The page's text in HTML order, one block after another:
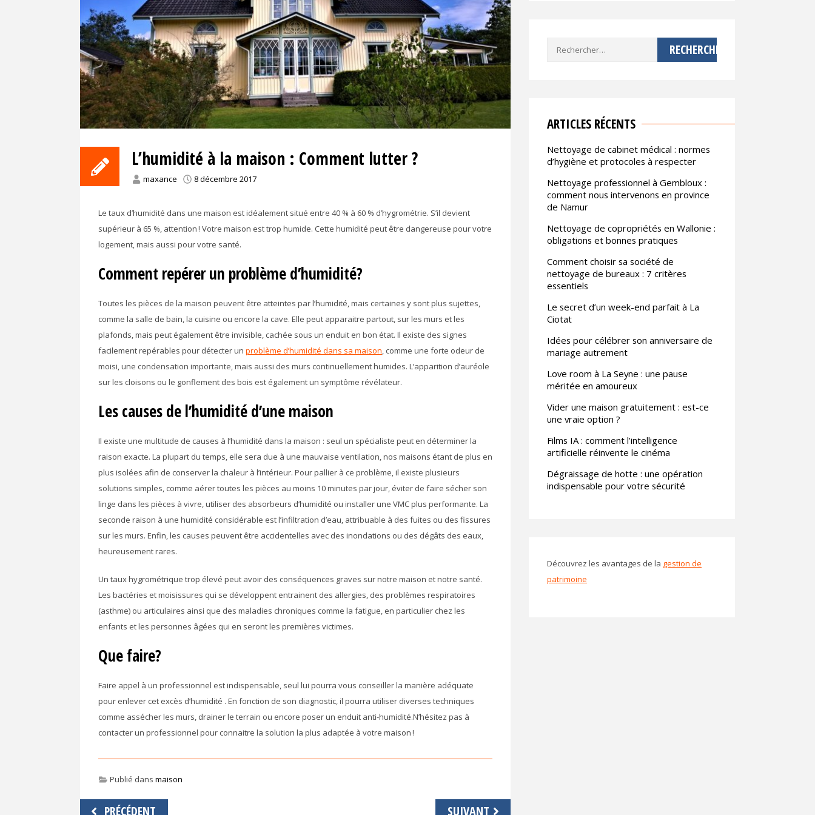
L’humidité à la maison : Comment lutter ?
maxance 8 décembre 2017
Le taux d’humidité dans une maison est idéalement situé entre 40 % à 60 % d’hygrométrie. S’il devient
supérieur à 65 %, attention ! Votre maison est trop humide. Cette humidité peut être dangereuse pour votre
logement, mais aussi pour votre santé.
Comment repérer un problème d’humidité?
Toutes les pièces de la maison peuvent être atteintes par l’humidité, mais certaines y sont plus sujettes,
comme la salle de bain, la cuisine ou encore la cave. Elle peut apparaitre partout, sur les murs et les
plafonds, mais peut également être invisible, cachée sous un enduit en bon état. Il existe des signes
facilement repérables pour détecter un problème d’humidité dans sa maison, comme une forte odeur de
moisi, une condensation importante, mais aussi des murs continuellement humides. L’apparition d’auréole
sur les cloisons ou le gonflement des bois est également un symptôme révélateur.
Les causes de l’humidité d’une maison
Il existe une multitude de causes à l’humidité dans la maison : seul un spécialiste peut en déterminer la
raison exacte. La plupart du temps, elle sera due à une mauvaise ventilation, nos maisons étant de plus en
plus isolées afin de conserver la chaleur à l’intérieur. Pour pallier à ce problème, il existe plusieurs
solutions simples, comme aérer toutes les pièces au moins 10 minutes par jour, éviter de faire sécher son
linge dans les pièces à vivre, utiliser des absorbeurs d’humidité ou installer une VMC plus performante. La
seconde raison à une humidité considérable est l’infiltration d’eau, attribuable à des fuites ou des fissures
sur les murs. Enfin, les causes peuvent être accidentelles avec des inondations ou des dégâts des eaux,
heureusement rares.
Un taux hygrométrique trop élevé peut avoir des conséquences graves sur notre maison et notre santé.
Les bactéries et moisissures qui se développent entrainent des allergies, des problèmes respiratoires
(asthme) ou articulaires ainsi que des maladies chroniques comme la fatigue, en particulier chez les
enfants et les personnes âgées qui en seront les premières victimes.
Que faire?
Faire appel à un professionnel est indispensable, seul lui pourra vous conseiller la manière adéquate
pour enlever cet excès d’humidité . En fonction de son diagnostic, il pourra utiliser diverses techniques
comme assécher les murs, drainer le terrain ou encore poser un enduit anti-humidité.N’hésitez pas à
contacter un professionnel pour connaitre la solution la plus adaptée à votre maison !
Publié dans maison
Navigation
PRÉCÉDENT SUIVANT
Rechercher :
ARTICLES RÉCENTS
Nettoyage de cabinet médical : normes
d’hygiène et protocoles à respecter
Nettoyage professionnel à Gembloux :
comment nous intervenons en province
de Namur
Nettoyage de copropriétés en Wallonie :
obligations et bonnes pratiques
Comment choisir sa société de
nettoyage de bureaux : 7 critères
essentiels
Le secret d’un week-end parfait à La
Ciotat
Idées pour célébrer son anniversaire de
mariage autrement
Love room à La Seyne : une pause
méritée en amoureux
Vider une maison gratuitement : est-ce
une vraie option ?
Films IA : comment l’intelligence
artificielle réinvente le cinéma
Dégraissage de hotte : une opération
indispensable pour votre sécurité
Découvrez les avantages de la gestion de
patrimoine